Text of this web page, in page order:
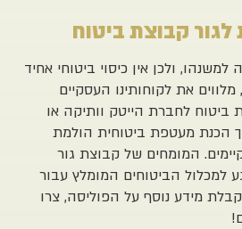
לגור קבוצת ביטוח
ולכן אין כיסוי ביטוחי אחיד
את לקוחותינו העסקיים
ביטוח לחברת הייטק וותיקה או
הכנת מעטפת ביטוחית הולמת
המומחים של קבוצת גור
למכלול הביטוחים המומלץ עבור
מידע נוסף על הפוליסה, צרו